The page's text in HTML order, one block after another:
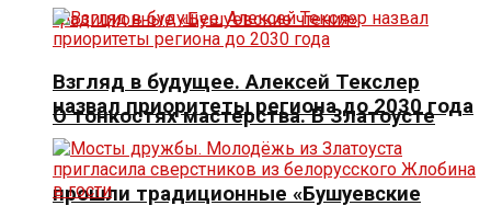
О тонкостях мастерства. В Златоусте
прошли традиционные «Бушуевские
Взгляд в будущее. Алексей Текслер
назвал приоритеты региона до 2030 года